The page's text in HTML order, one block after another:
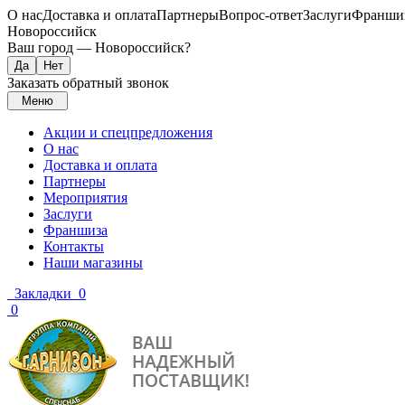
О насДоставка и оплатаПартнерыВопрос-ответЗаслуги
Новороссийск
Ваш город — Новороссийск?
Заказать обратный звонок
Меню
Акции и спецпредложения
О нас
Доставка и оплата
Партнеры
Мероприятия
Заслуги
Франшиза
Контакты
Наши магазины
Закладки 0
0